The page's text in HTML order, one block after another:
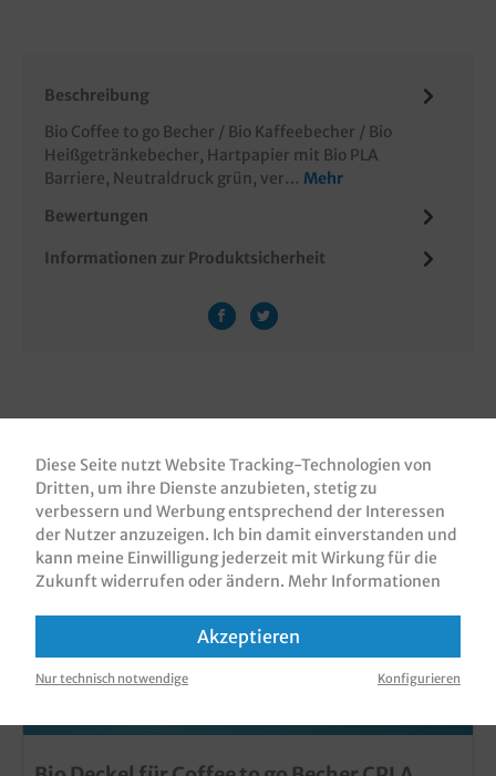
Beschreibung
Bio Coffee to go Becher / Bio Kaffeebecher / Bio
Heißgetränkebecher, Hartpapier mit Bio PLA
Barriere, Neutraldruck grün, ver… Mehr
Bewertungen
Informationen zur Produktsicherheit
ZUBEHÖR
Diese Seite nutzt Website Tracking-Technologien von
Dritten, um ihre Dienste anzubieten, stetig zu
verbessern und Werbung entsprechend der Interessen
der Nutzer anzuzeigen. Ich bin damit einverstanden und
kann meine Einwilligung jederzeit mit Wirkung für die
Zukunft widerrufen oder ändern. Mehr Informationen
Akzeptieren
Nur technisch notwendige Konfigurieren